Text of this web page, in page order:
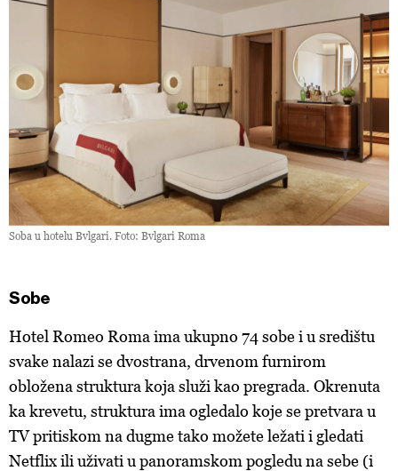
Soba u hotelu Bvlgari. Foto: Bvlgari Roma
Sobe
Hotel Romeo Roma ima ukupno 74 sobe i u središtu
svake nalazi se dvostrana, drvenom furnirom
obložena struktura koja služi kao pregrada. Okrenuta
ka krevetu, struktura ima ogledalo koje se pretvara u
TV pritiskom na dugme tako možete ležati i gledati
Netflix ili uživati u panoramskom pogledu na sebe (i